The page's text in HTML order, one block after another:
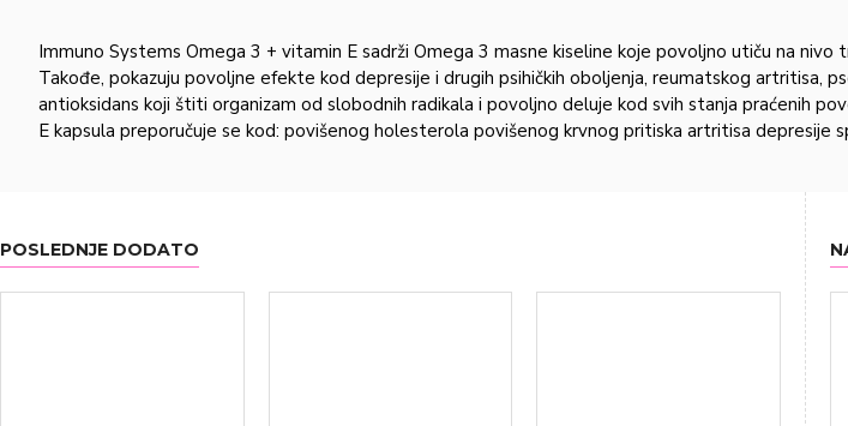
Immuno Systems Omega 3 + vitamin E sadrži Omega 3 masne kiseline koje povoljno utiču na
Takođe, pokazuju povoljne efekte kod depresije i drugih psihičkih oboljenja, reumatskog artritisa,
antioksidans koji štiti organizam od slobodnih radikala i povoljno deluje kod svih stanja praćenih
E kapsula preporučuje se kod: povišenog holesterola povišenog krvnog pritiska artritisa depresije
POSLEDNJE DODATO